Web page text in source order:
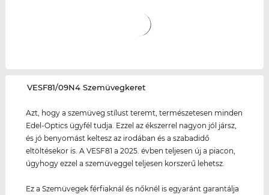
‌VESF81/09N4 Szemüvegkeret
Azt, hogy a szemüveg stílust teremt, természetesen minden
Edel-Optics ügyfél tudja. Ezzel az ékszerrel nagyon jól jársz,
és jó benyomást keltesz az irodában és a szabadidő
eltöltésekor is. A VESF81 a 2025. évben teljesen új a piacon,
úgyhogy ezzel a szemüveggel teljesen korszerű lehetsz.
Ez a Szemüvegek férfiaknál és nőknél is egyaránt garantálja